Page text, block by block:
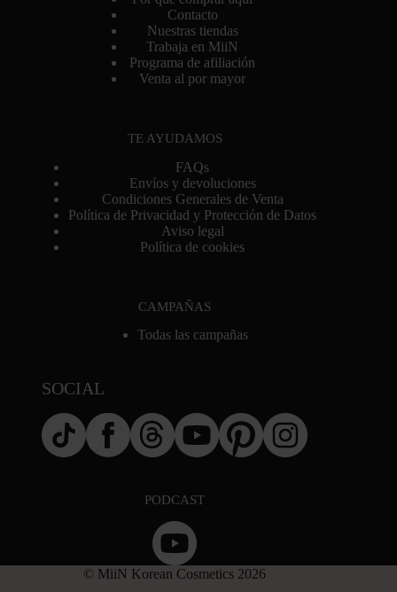
Contacto
Nuestras tiendas
Trabaja en MiiN
Programa de afiliación
Venta al por mayor
TE AYUDAMOS
FAQs
Envíos y devoluciones
Condiciones Generales de Venta
Política de Privacidad y Protección de Datos
Aviso legal
Política de cookies
CAMPAÑAS
Todas las campañas
SOCIAL
PODCAST
© MiiN Korean Cosmetics 2026